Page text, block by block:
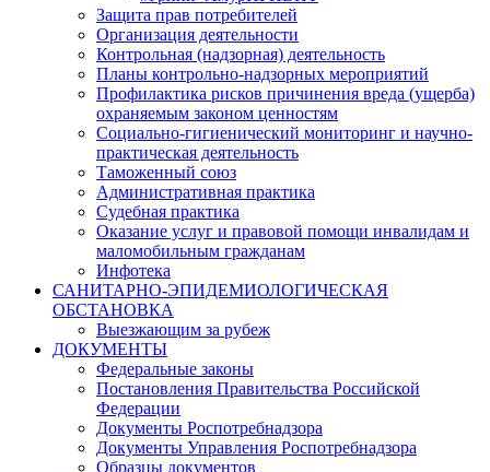
Защита прав потребителей
Организация деятельности
Контрольная (надзорная) деятельность
Планы контрольно-надзорных мероприятий
Профилактика рисков причинения вреда (ущерба)
охраняемым законом ценностям
Социально-гигиенический мониторинг и научно-
практическая деятельность
Таможенный союз
Административная практика
Судебная практика
Оказание услуг и правовой помощи инвалидам и
маломобильным гражданам
Инфотека
САНИТАРНО-ЭПИДЕМИОЛОГИЧЕСКАЯ
ОБСТАНОВКА
Выезжающим за рубеж
ДОКУМЕНТЫ
Федеральные законы
Постановления Правительства Российской
Федерации
Документы Роспотребнадзора
Документы Управления Роспотребнадзора
Образцы документов